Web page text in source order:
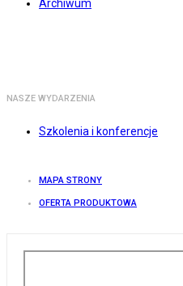
Archiwum
NASZE WYDARZENIA
Szkolenia i konferencje
MAPA STRONY
OFERTA PRODUKTOWA